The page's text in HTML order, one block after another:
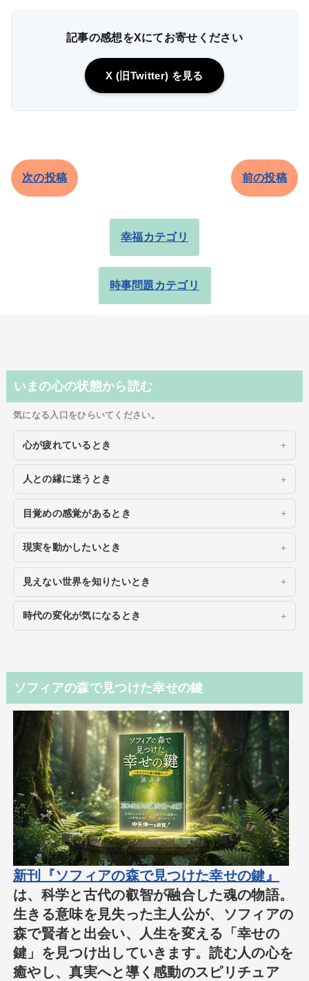
記事の感想をXにてお寄せください
X (旧Twitter) を見る
次の投稿 前の投稿
幸福カテゴリ
時事問題カテゴリ
いまの心の状態から読む
気になる入口をひらいてください。
心が疲れているとき
人との縁に迷うとき
目覚めの感覚があるとき
現実を動かしたいとき
見えない世界を知りたいとき
時代の変化が気になるとき
ソフィアの森で見つけた幸せの鍵
新刊『ソフィアの森で見つけた幸せの鍵』
は、科学と古代の叡智が融合した魂の物語。
生きる意味を見失った主人公が、ソフィアの
森で賢者と出会い、人生を変える「幸せの
鍵」を見つけ出していきます。読む人の心を
癒やし、真実へと導く感動のスピリチュア